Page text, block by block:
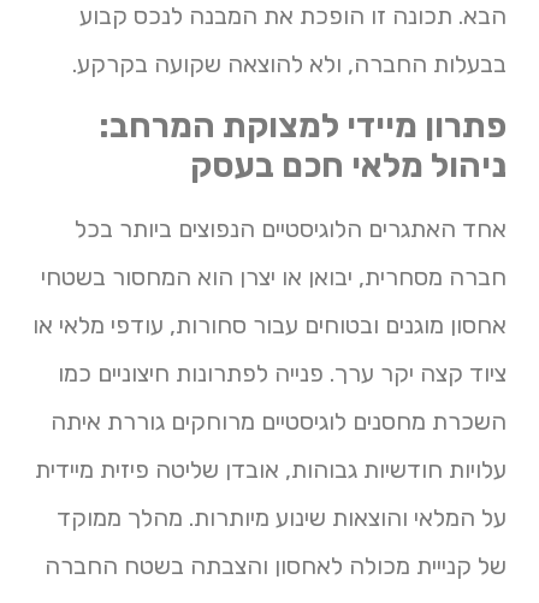
הבא. תכונה זו הופכת את המבנה לנכס קבוע
בבעלות החברה, ולא להוצאה שקועה בקרקע.
פתרון מיידי למצוקת המרחב:
ניהול מלאי חכם בעסק
אחד האתגרים הלוגיסטיים הנפוצים ביותר בכל
חברה מסחרית, יבואן או יצרן הוא המחסור בשטחי
אחסון מוגנים ובטוחים עבור סחורות, עודפי מלאי או
ציוד קצה יקר ערך. פנייה לפתרונות חיצוניים כמו
השכרת מחסנים לוגיסטיים מרוחקים גוררת איתה
עלויות חודשיות גבוהות, אובדן שליטה פיזית מיידית
על המלאי והוצאות שינוע מיותרות. מהלך ממוקד
של קנייית מכולה לאחסון והצבתה בשטח החברה